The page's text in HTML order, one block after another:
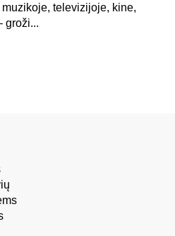
televizijoje, kine,
groži...